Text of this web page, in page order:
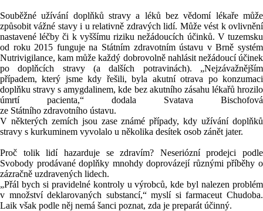
Souběžné užívání doplňků stravy a léků bez vědomí lékaře může
způsobit vážné stavy i u relativně zdravých lidí. Může vést k ovlivnění
nastavené léčby či k vyššímu riziku nežádoucích účinků. V tuzemsku
od roku 2015 funguje na Státním zdravotním ústavu v Brně systém
Nutrivigilance, kam může každý dobrovolně nahlásit nežádoucí účinek
po doplňcích stravy (a dalších potravinách). „Nejzávažnějším
případem, který jsme kdy řešili, byla akutní otrava po konzumaci
doplňku stravy s amygdalinem, kde bez akutního zásahu lékařů hrozilo
úmrtí pacienta,“ dodala Svatava Bischofová
ze Státního zdravotního ústavu.
V některých zemích jsou zase známé případy, kdy užívání doplňků
stravy s kurkuminem vyvolalo u několika desítek osob zánět jater.
Proč tolik lidí hazarduje se zdravím? Neseriózní prodejci podle
Svobody prodávané doplňky mnohdy doprovázejí různými příběhy o
zázračně uzdravených lidech.
„Přál bych si pravidelné kontroly u výrobců, kde byl nalezen problém
v množství deklarovaných substancí,“ myslí si farmaceut Chudoba.
Laik však podle něj nemá šanci poznat, zda je preparát účinný.